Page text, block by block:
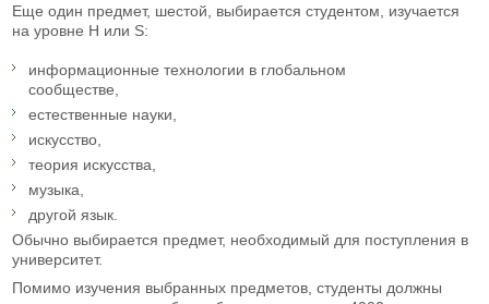
Еще один предмет, шестой, выбирается студентом, изучается
на уровне Н или S:
информационные технологии в глобальном
сообществе,
естественные науки,
искусство,
теория искусства,
музыка,
другой язык.
Обычно выбирается предмет, необходимый для поступления в
университет.
Помимо изучения выбранных предметов, студенты должны